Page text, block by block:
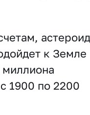
астероид
к Земле
1900 по 2200